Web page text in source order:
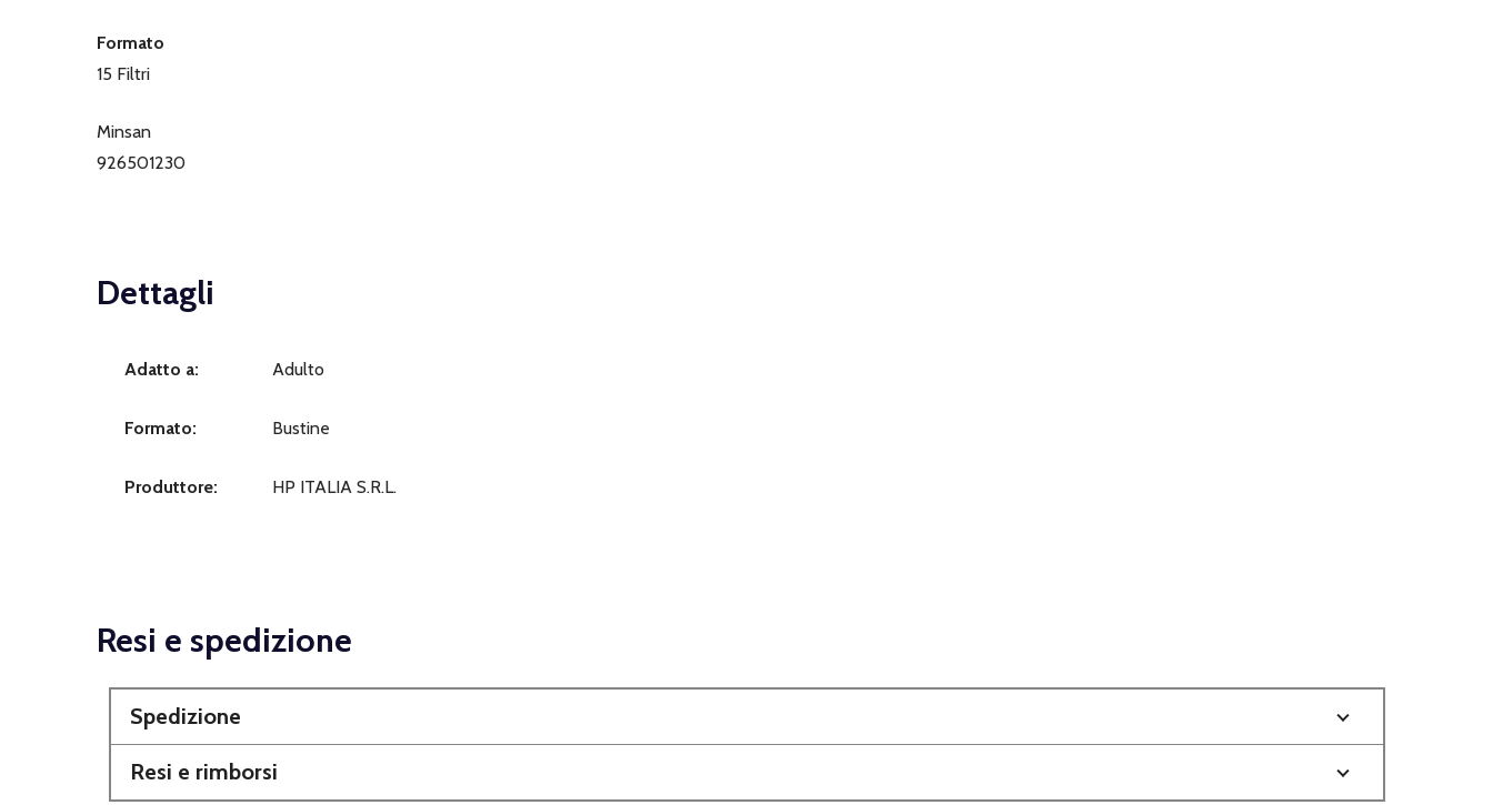
Formato
15 Filtri
Minsan
926501230
Dettagli
Adatto a: Adulto
Formato: Bustine
Produttore: HP ITALIA S.R.L.
Resi e spedizione
Spedizione
Resi e rimborsi